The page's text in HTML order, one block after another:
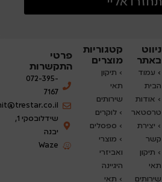
ניווט
באתר
› עמוד
הבית
› אודות
טרסטאר
› יצירת
קשר
› תיקון
תאי
שירותים
קטגוריות
מוצרים
› תיקון
תאי
שירותים
›לוקרים
› ספסלים
› מוצרי
ואביזרי
היגיינה
› תאי
פרטי
התקשרות
072-395-
7167
שידלובסקי 1,
יבנה
Waze